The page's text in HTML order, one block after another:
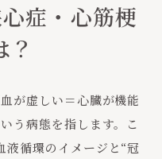
症・心筋梗
が虚しい＝心臓が機能
う病態を指します。こ
循環のイメージと“冠